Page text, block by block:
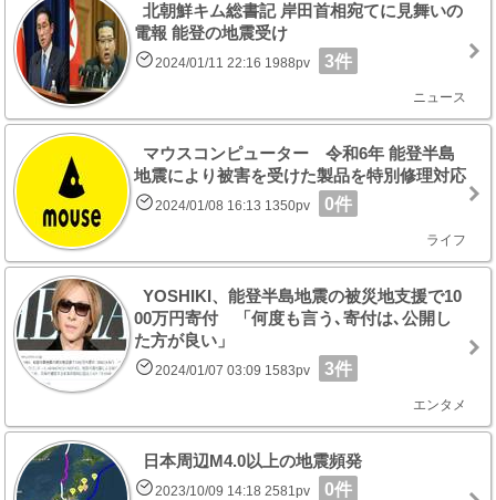
北朝鮮キム総書記 岸田首相宛てに見舞いの
電報 能登の地震受け
2024/01/11 22:16 1988pv 3件
ニュース
マウスコンピューター 令和6年 能登半島
地震により被害を受けた製品を特別修理対応
2024/01/08 16:13 1350pv 0件
ライフ
YOSHIKI、能登半島地震の被災地支援で10
00万円寄付 「何度も言う､寄付は､公開し
た方が良い」
2024/01/07 03:09 1583pv 3件
エンタメ
日本周辺M4.0以上の地震頻発
2023/10/09 14:18 2581pv 0件